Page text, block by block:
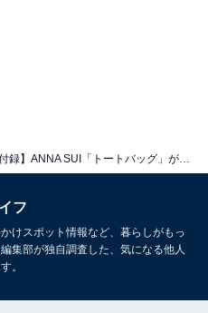
誌を見る
フ
けスポット情報など、暮らしがもっ
集部が独自調査した、気になる他人
。